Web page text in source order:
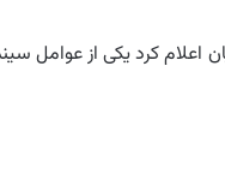
کرد یکی از عوامل